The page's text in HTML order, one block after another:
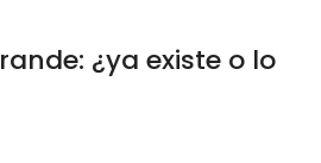
¿ya existe o lo